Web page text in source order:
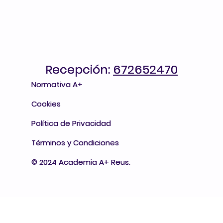
Recepción: 672652470
Cookies
Normativa A+
Política de Privacidad
Términos y Condiciones
© 2024 Academia A+ Reus.
Recepción: 672652470
Cookies
Normativa A+
Política de Privacidad
Términos y Condiciones
© 2024 Academia A+ Reus.